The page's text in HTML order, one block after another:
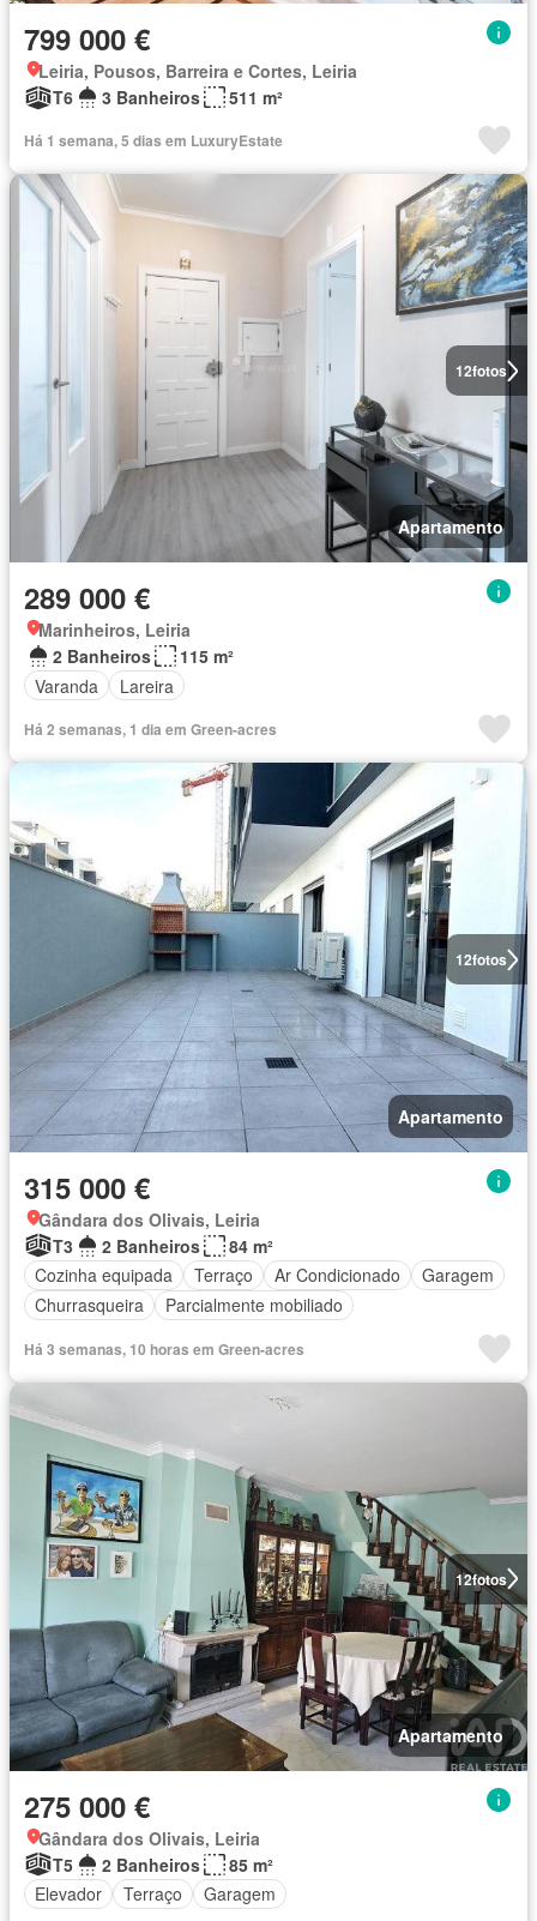
799 000 €
Leiria, Pousos, Barreira e Cortes, Leiria
T6
3 Banheiros 511 m²
Há 1 semana, 5 dias em LuxuryEstate
12fotos
Apartamento
289 000 €
Marinheiros, Leiria
2 Banheiros
115 m²
Varanda
Lareira
Há 2 semanas, 1 dia em Green-acres
12fotos
Apartamento
315 000 €
Gândara dos Olivais, Leiria
T3
2 Banheiros
84 m²
Cozinha equipada
Terraço Ar Condicionado
Garagem
Churrasqueira
Parcialmente mobiliado
Há 3 semanas, 10 horas em Green-acres
12fotos
Apartamento
275 000 €
Gândara dos Olivais, Leiria
T5
2 Banheiros
85 m²
Elevador
Terraço Garagem